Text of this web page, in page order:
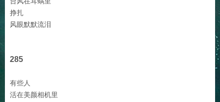
挣扎
风眼默默流泪
285
有些人
活在美颜相机里